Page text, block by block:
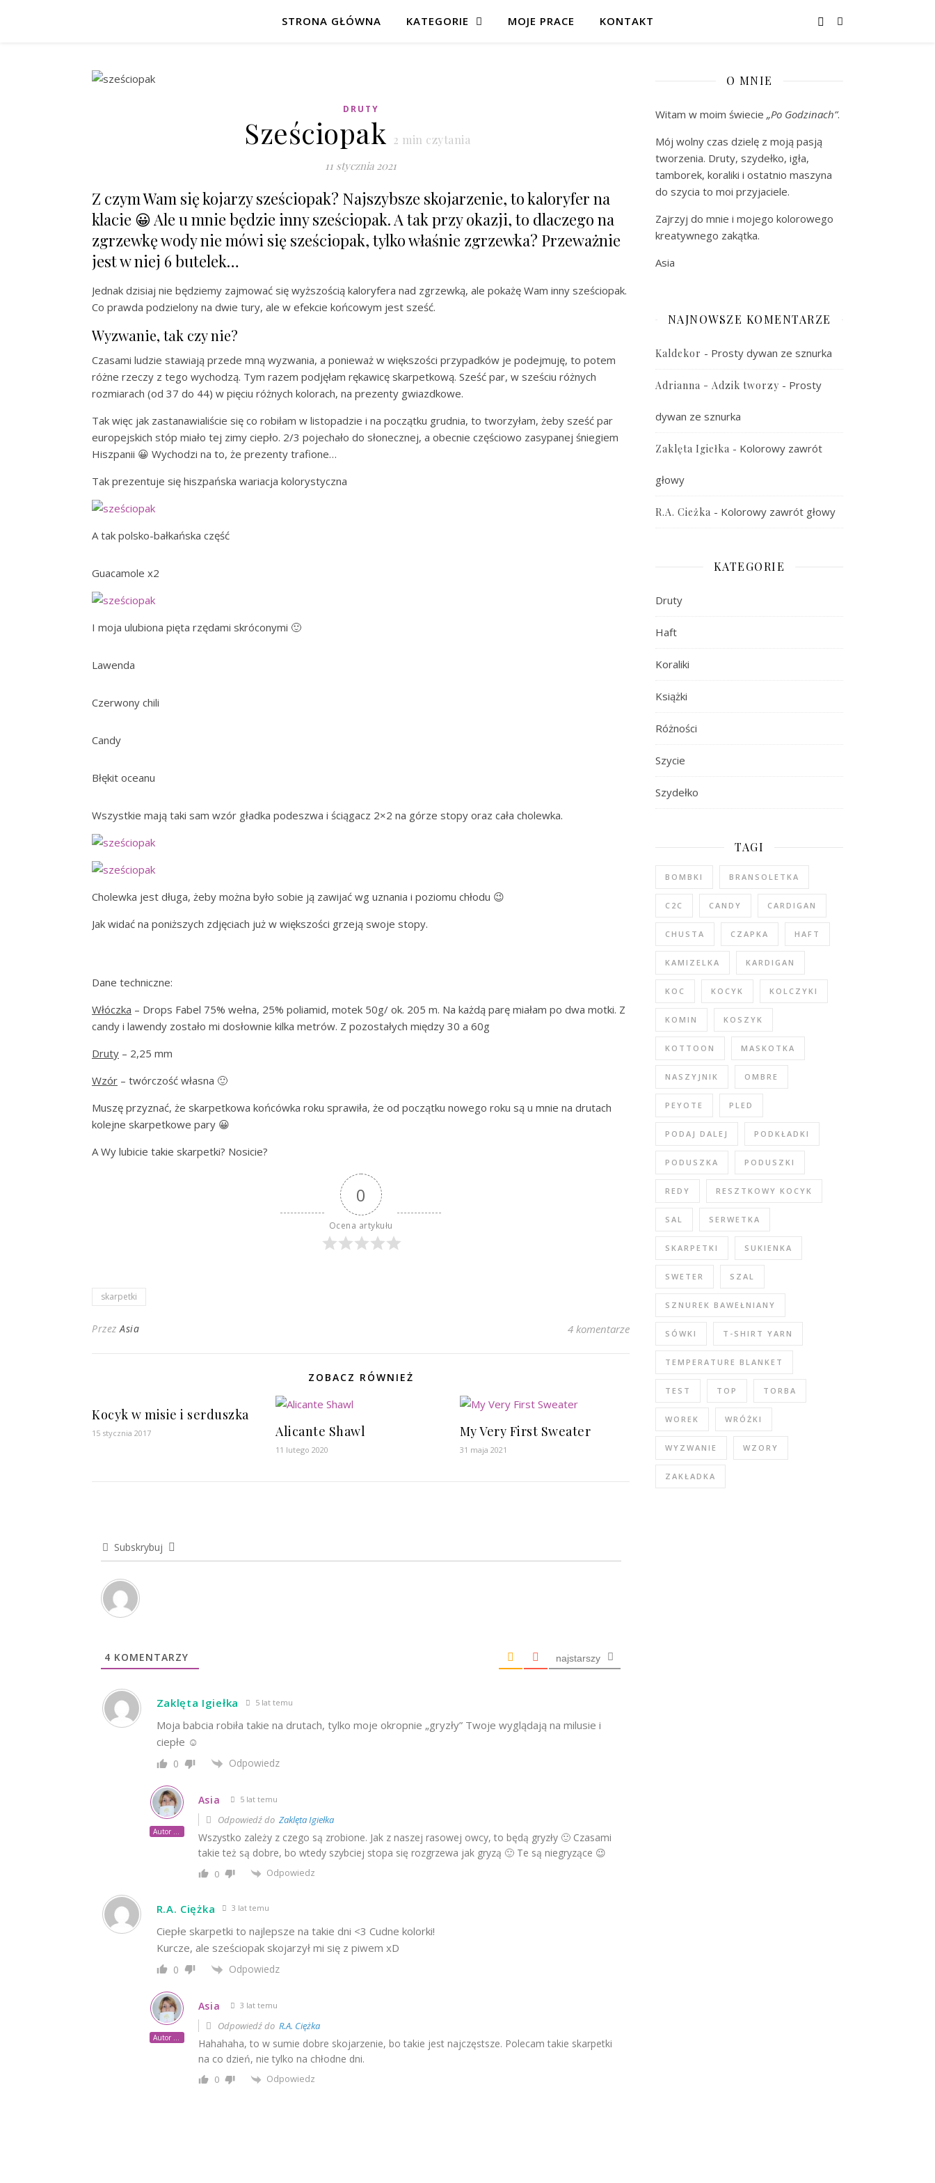
STRONA GŁÓWNA KATEGORIE MOJE PRACE KONTAKT
DRUTY
Sześciopak 2 min czytania
11 stycznia 2021
Z czym Wam się kojarzy sześciopak? Najszybsze skojarzenie, to kaloryfer na
klacie 😀 Ale u mnie będzie inny sześciopak. A tak przy okazji, to dlaczego na
zgrzewkę wody nie mówi się sześciopak, tylko właśnie zgrzewka? Przeważnie
jest w niej 6 butelek…
Jednak dzisiaj nie będziemy zajmować się wyższością kaloryfera nad zgrzewką, ale pokażę Wam inny sześciopak.
Co prawda podzielony na dwie tury, ale w efekcie końcowym jest sześć.
Wyzwanie, tak czy nie?
Czasami ludzie stawiają przede mną wyzwania, a ponieważ w większości przypadków je podejmuję, to potem
różne rzeczy z tego wychodzą. Tym razem podjęłam rękawicę skarpetkową. Sześć par, w sześciu różnych
rozmiarach (od 37 do 44) w pięciu różnych kolorach, na prezenty gwiazdkowe.
Tak więc jak zastanawialiście się co robiłam w listopadzie i na początku grudnia, to tworzyłam, żeby sześć par
europejskich stóp miało tej zimy ciepło. 2/3 pojechało do słonecznej, a obecnie częściowo zasypanej śniegiem
Hiszpanii 😀 Wychodzi na to, że prezenty trafione…
Tak prezentuje się hiszpańska wariacja kolorystyczna
A tak polsko-bałkańska część
Guacamole x2
I moja ulubiona pięta rzędami skróconymi 🙂
Lawenda
Czerwony chili
Candy
Błękit oceanu
Wszystkie mają taki sam wzór gładka podeszwa i ściągacz 2×2 na górze stopy oraz cała cholewka.
Cholewka jest długa, żeby można było sobie ją zawijać wg uznania i poziomu chłodu 😉
Jak widać na poniższych zdjęciach już w większości grzeją swoje stopy.
Dane techniczne:
Włóczka – Drops Fabel 75% wełna, 25% poliamid, motek 50g/ ok. 205 m. Na każdą parę miałam po dwa motki. Z
candy i lawendy zostało mi dosłownie kilka metrów. Z pozostałych między 30 a 60g
Druty – 2,25 mm
Wzór – twórczość własna 🙂
Muszę przyznać, że skarpetkowa końcówka roku sprawiła, że od początku nowego roku są u mnie na drutach
kolejne skarpetkowe pary 😀
A Wy lubicie takie skarpetki? Nosicie?
0
Ocena artykułu
skarpetki
PrzezAsia 4 komentarze
ZOBACZ RÓWNIEŻ
Kocyk w misie i serduszka
15 stycznia 2017 Alicante Shawl
11 lutego 2020
My Very First Sweater
31 maja 2021
Subskrybuj
4 KOMENTARZY najstarszy
Zaklęta Igiełka 5 lat temu
Moja babcia robiła takie na drutach, tylko moje okropnie „gryzły” Twoje wyglądają na milusie i
ciepłe ☺️
0 Odpowiedz
Autor posta
Asia 5 lat temu
Odpowiedź do Zaklęta Igiełka
Wszystko zależy z czego są zrobione. Jak z naszej rasowej owcy, to będą gryzły 🙂 Czasami
takie też są dobre, bo wtedy szybciej stopa się rozgrzewa jak gryzą 🙂 Te są niegryzące 😉
0 Odpowiedz
R.A. Ciężka 3 lat temu
Ciepłe skarpetki to najlepsze na takie dni <3 Cudne kolorki!
Kurcze, ale sześciopak skojarzył mi się z piwem xD
0 Odpowiedz
Autor posta
Asia 3 lat temu
Odpowiedź do R.A. Ciężka
Hahahaha, to w sumie dobre skojarzenie, bo takie jest najczęstsze. Polecam takie skarpetki
na co dzień, nie tylko na chłodne dni.
0 Odpowiedz
O MNIE
Witam w moim świecie „Po Godzinach”.
Mój wolny czas dzielę z moją pasją
tworzenia. Druty, szydełko, igła,
tamborek, koraliki i ostatnio maszyna
do szycia to moi przyjaciele.
Zajrzyj do mnie i mojego kolorowego
kreatywnego zakątka.
Asia
NAJNOWSZE KOMENTARZE
Kaldekor - Prosty dywan ze sznurka
Adrianna - Adzik tworzy - Prosty
dywan ze sznurka
Zaklęta Igiełka - Kolorowy zawrót
głowy
R.A. Cieżka - Kolorowy zawrót głowy
KATEGORIE
Druty
Haft
Koraliki
Książki
Różności
Szycie
Szydełko
TAGI
BOMBKI BRANSOLETKA
C2C CANDY CARDIGAN
CHUSTA CZAPKA HAFT
KAMIZELKA KARDIGAN
KOC KOCYK KOLCZYKI
KOMIN KOSZYK
KOTTOON MASKOTKA
NASZYJNIK OMBRE
PEYOTE PLED
PODAJ DALEJ PODKŁADKI
PODUSZKA PODUSZKI
REDY RESZTKOWY KOCYK
SAL SERWETKA
SKARPETKI SUKIENKA
SWETER SZAL
SZNUREK BAWEŁNIANY
SÓWKI T-SHIRT YARN
TEMPERATURE BLANKET
TEST TOP TORBA
WOREK WRÓŻKI
WYZWANIE WZORY
ZAKŁADKA